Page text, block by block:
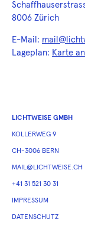
8006 Zürich
E-Mail:
Lageplan: Karte
LICHTWEISE GMBH
KOLLERWEG 9
CH-3006 BERN
MAIL@LICHTWEISE.CH
+41 31 521 30 31
IMPRESSUM
DATENSCHUTZ